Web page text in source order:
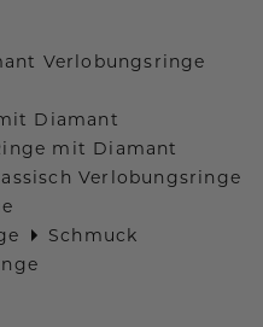
Verlobungsringe
Diamant
mit Diamant
Verlobungsringe
Schmuck